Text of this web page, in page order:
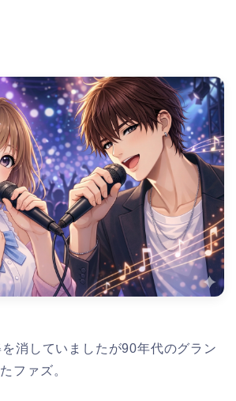
消していましたが90年代のグラン
ファズ。